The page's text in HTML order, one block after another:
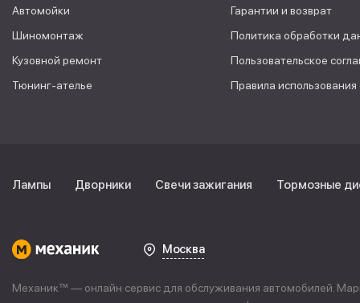
Автомойки
Шиномонтаж
Кузовной ремонт
Тюнинг-ателье
Гарантии и возврат
Политика обработки
Пользовательское
Правила использования
Лампы Дворники Свечи зажигания Тормозные
Москва
Механик™ — онлайн сервис для обслуживания автомобилей.